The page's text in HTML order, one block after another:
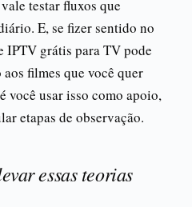
testar fluxos que
E, se fizer sentido no
IPTV grátis para TV pode
filmes que você quer
você usar isso como apoio,
etapas de observação.
essas teorias